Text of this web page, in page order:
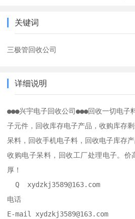
关键词
三极管回收公司
详细说明
●●●兴宇电子回收公司●●●回收一切电子
子元件，回收库存电子产品，收购库存
呆料，回收手机电子料，回收电子库存
收购电子呆料，回收工厂处理电子。价
厚！
  Q  xydzkj3589@163.com
电话
E-mail xydzkj3589@163.com